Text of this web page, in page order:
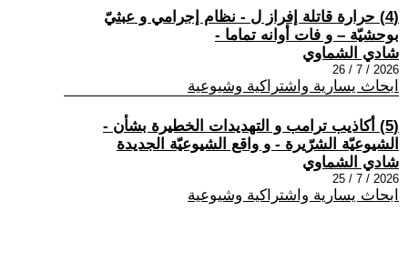
(4) حرارة قاتلة إفراز ل - نظام إجرامي و عبثيّ
بوحشيّة – و فات أوانه تماما -
شادي الشماوي
2026 / 7 / 26
ابحاث يسارية واشتراكية وشيوعية
(5) أكاذيب ترامب و التهديدات الخطيرة بشأن -
الشيوعيّة الشرّيرة - و واقع الشيوعيّة الجديدة
شادي الشماوي
2026 / 7 / 25
ابحاث يسارية واشتراكية وشيوعية